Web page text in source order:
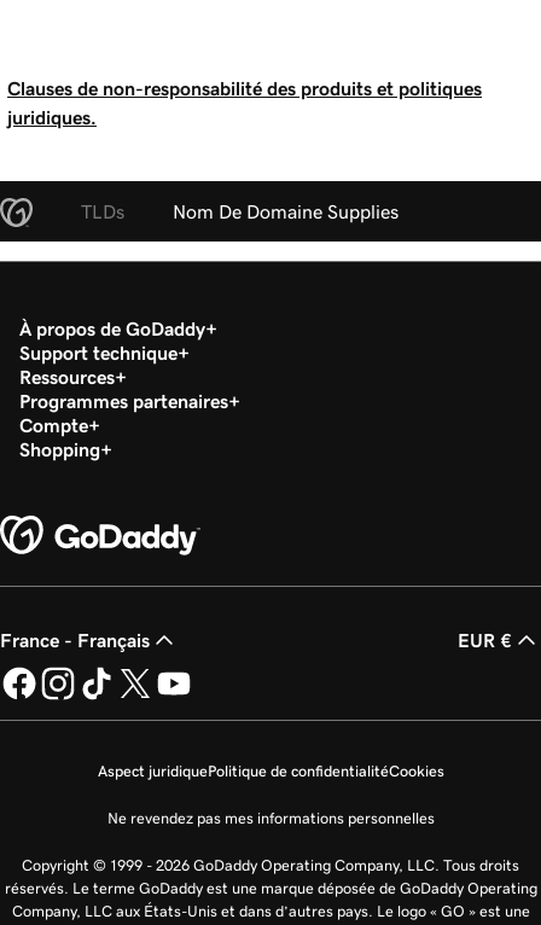
Clauses de non-responsabilité des produits et politiques
juridiques.
TLDs Nom De Domaine Supplies
À propos de GoDaddy
Support technique
Ressources
Programmes partenaires
Compte
Shopping
France - Français EUR €
Aspect juridiquePolitique de confidentialitéCookies
Ne revendez pas mes informations personnelles
Copyright © 1999 - 2026 GoDaddy Operating Company, LLC. Tous droits
réservés. Le terme GoDaddy est une marque déposée de GoDaddy Operating
Company, LLC aux États-Unis et dans d’autres pays. Le logo « GO » est une